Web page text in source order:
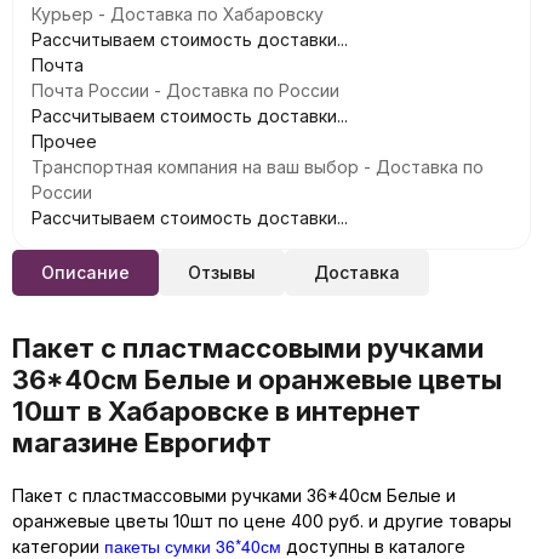
Курьер - Доставка по Хабаровску
Рассчитываем стоимость доставки...
Почта
Почта России - Доставка по России
Рассчитываем стоимость доставки...
Прочее
Транспортная компания на ваш выбор - Доставка по
России
Рассчитываем стоимость доставки...
Описание Отзывы Доставка
Пакет с пластмассовыми ручками
36*40см Белые и оранжевые цветы
10шт в Хабаровске в интернет
магазине Еврогифт
Пакет с пластмассовыми ручками 36*40см Белые и
оранжевые цветы 10шт по цене 400 руб. и другие товары
категории пакеты сумки 36*40см доступны в каталоге